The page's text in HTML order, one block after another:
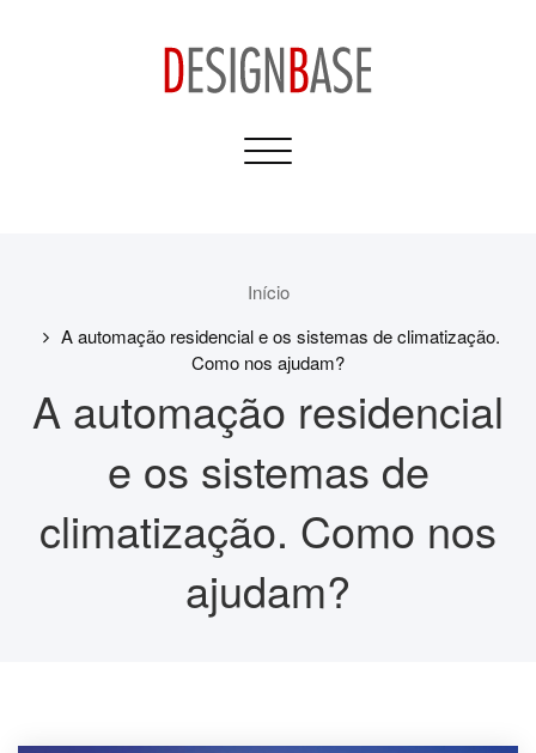
Toggle
Início
A automação residencial e os sistemas de climatização.
Como nos ajudam?
A automação residencial
e os sistemas de
climatização. Como nos
ajudam?